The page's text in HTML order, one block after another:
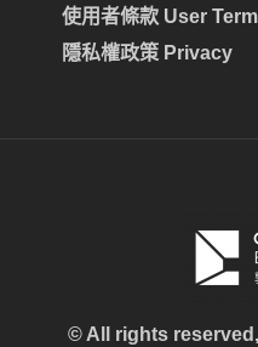
使用者條款 User
隱私權政策 Privacy
© All rights